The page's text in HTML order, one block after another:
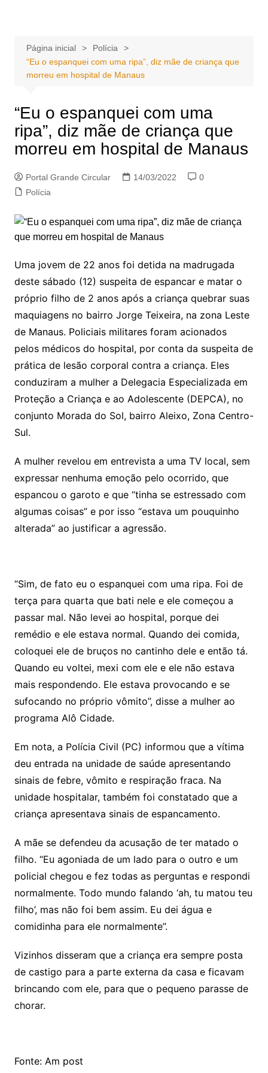
conteúdoPágina inicial
Polícia
“Eu o espanquei com uma ripa”, diz mãe de criança que
morreu em hospital de Manaus
“Eu o espanquei com uma
ripa”, diz mãe de criança que
morreu em hospital de Manaus
Portal Grande Circular 14/03/2022
0
Polícia
Uma jovem de 22 anos foi detida na madrugada
deste sábado (12) suspeita de espancar e matar o
próprio filho de 2 anos após a criança quebrar suas
maquiagens no bairro Jorge Teixeira, na zona Leste
de Manaus. Policiais militares foram acionados
pelos médicos do hospital, por conta da suspeita de
prática de lesão corporal contra a criança. Eles
conduziram a mulher a Delegacia Especializada em
Proteção a Criança e ao Adolescente (DEPCA), no
conjunto Morada do Sol, bairro Aleixo, Zona Centro-
Sul.
A mulher revelou em entrevista a uma TV local, sem
expressar nenhuma emoção pelo ocorrido, que
espancou o garoto e que “tinha se estressado com
algumas coisas” e por isso “estava um pouquinho
alterada” ao justificar a agressão.
“Sim, de fato eu o espanquei com uma ripa. Foi de
terça para quarta que bati nele e ele começou a
passar mal. Não levei ao hospital, porque dei
remédio e ele estava normal. Quando dei comida,
coloquei ele de bruços no cantinho dele e então tá.
Quando eu voltei, mexi com ele e ele não estava
mais respondendo. Ele estava provocando e se
sufocando no próprio vômito”, disse a mulher ao
programa Alô Cidade.
Em nota, a Polícia Civil (PC) informou que a vítima
deu entrada na unidade de saúde apresentando
sinais de febre, vômito e respiração fraca. Na
unidade hospitalar, também foi constatado que a
criança apresentava sinais de espancamento.
A mãe se defendeu da acusação de ter matado o
filho. “Eu agoniada de um lado para o outro e um
policial chegou e fez todas as perguntas e respondi
normalmente. Todo mundo falando ‘ah, tu matou teu
filho’, mas não foi bem assim. Eu dei água e
comidinha para ele normalmente”.
Vizinhos disseram que a criança era sempre posta
de castigo para a parte externa da casa e ficavam
brincando com ele, para que o pequeno parasse de
chorar.
Fonte: Am post